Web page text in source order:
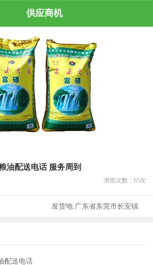
供应商机
油配送电话 服务周到
浏览次数： 65次
发货地:广东省东莞市长安镇
配送电话